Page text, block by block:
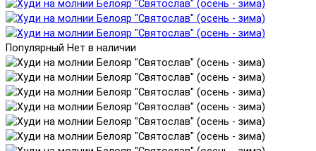
Популярный Нет в наличии